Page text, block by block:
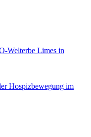
Welterbe Limes in
Hospizbewegung im